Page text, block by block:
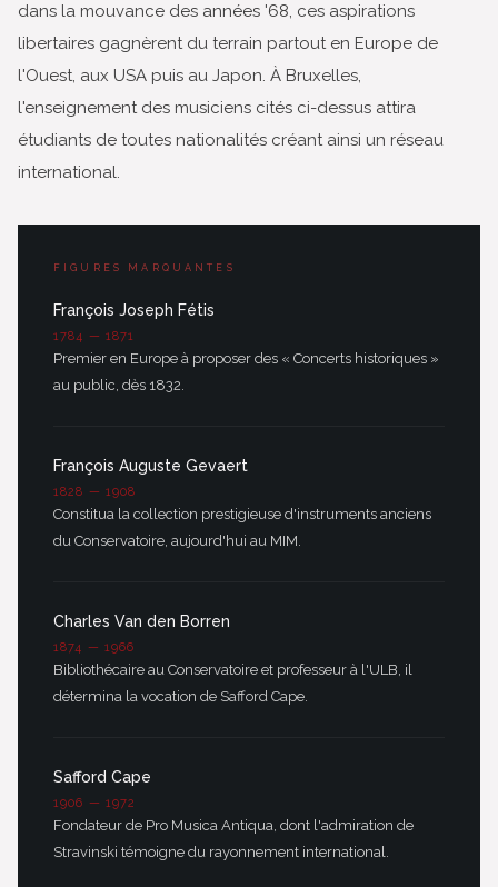
dans la mouvance des années '68, ces aspirations
libertaires gagnèrent du terrain partout en Europe de
l'Ouest, aux USA puis au Japon. À Bruxelles,
l'enseignement des musiciens cités ci-dessus attira
étudiants de toutes nationalités créant ainsi un réseau
international.
FIGURES MARQUANTES
François Joseph Fétis
1784 — 1871
Premier en Europe à proposer des « Concerts historiques »
au public, dès 1832.
François Auguste Gevaert
1828 — 1908
Constitua la collection prestigieuse d'instruments anciens
du Conservatoire, aujourd'hui au MIM.
Charles Van den Borren
1874 — 1966
Bibliothécaire au Conservatoire et professeur à l'ULB, il
détermina la vocation de Safford Cape.
Safford Cape
1906 — 1972
Fondateur de Pro Musica Antiqua, dont l'admiration de
Stravinski témoigne du rayonnement international.